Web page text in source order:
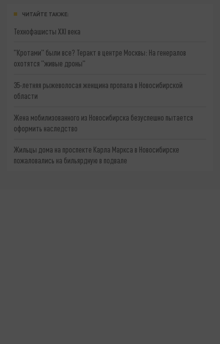
ЧИТАЙТЕ ТАКЖЕ:
Технофашисты XXI века
"Кротами" были все? Теракт в центре Москвы: На генералов
охотятся "живые дроны"
35-летняя рыжеволосая женщина пропала в Новосибирской
области
Жена мобилизованного из Новосибирска безуспешно пытается
оформить наследство
Жильцы дома на проспекте Карла Маркса в Новосибирске
пожаловались на бильярдную в подвале